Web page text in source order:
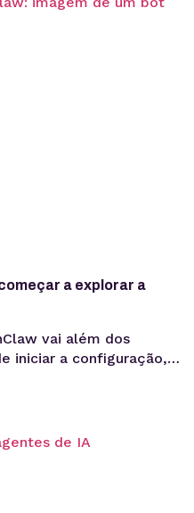
a explorar a
vai além dos
iniciar a configuração,
pode contribuir
e operação de